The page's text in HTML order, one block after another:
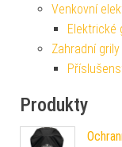
Venkovní
Elektrické
Zahradní
Produkty